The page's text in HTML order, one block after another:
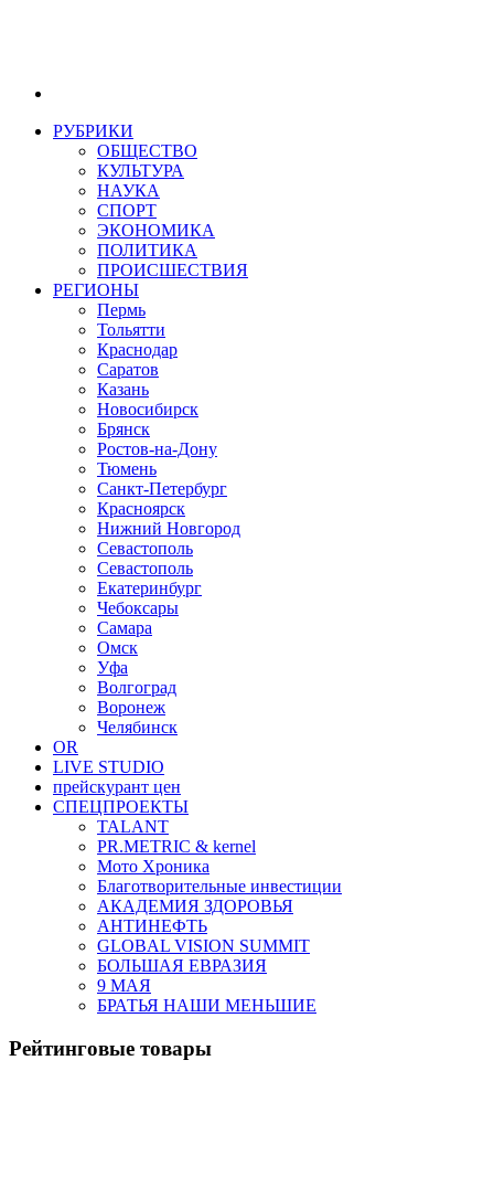
РУБРИКИ
ОБЩЕСТВО
КУЛЬТУРА
НАУКА
СПОРТ
ЭКОНОМИКА
ПОЛИТИКА
ПРОИСШЕСТВИЯ
РЕГИОНЫ
Пермь
Тольятти
Краснодар
Саратов
Казань
Новосибирск
Брянск
Ростов-на-Дону
Тюмень
Санкт-Петербург
Красноярск
Нижний Новгород
Севастополь
Севастополь
Екатеринбург
Чебоксары
Самара
Омск
Уфа
Волгоград
Воронеж
Челябинск
OR
LIVE STUDIO
прейскурант цен
СПЕЦПРОЕКТЫ
TALANT
PR.METRIC & kernel
Мото Хроника
Благотворительные инвестиции
АКАДЕМИЯ ЗДОРОВЬЯ
АНТИНЕФТЬ
GLOBAL VISION SUMMIT
БОЛЬШАЯ ЕВРАЗИЯ
9 МАЯ
БРАТЬЯ НАШИ МЕНЬШИЕ
Рейтинговые товары